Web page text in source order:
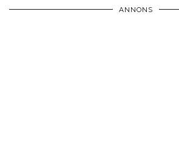
ANNONS